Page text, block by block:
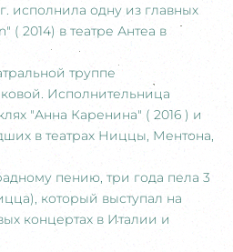
исполнила одну из главных
( 2014) в театре Антеа в
труппе
Исполнительница
"Анна Каренина" ( 2016 ) и
в театрах Ниццы, Ментона,
пению, три года пела 3
который выступал на
концертах в Италии и